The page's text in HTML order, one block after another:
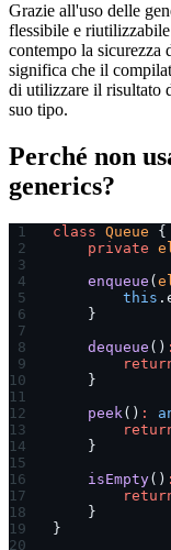
Grazie all'uso delle
flessibile e
contempo la sicurezza
significa che il
di utilizzare il risultato
suo tipo.
Perché non
generics?
class Queue {
    private
    enqueue
(
        this
    }
    dequeue
() :
    }
    peek
() :
    }
    isEmpty
() :
    }
}